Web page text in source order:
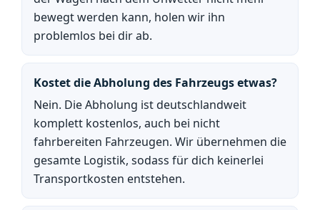
bewegt werden kann, holen wir ihn
problemlos bei dir ab.
Kostet die Abholung des Fahrzeugs etwas?
Nein. Die Abholung ist deutschlandweit
komplett kostenlos, auch bei nicht
fahrbereiten Fahrzeugen. Wir übernehmen die
gesamte Logistik, sodass für dich keinerlei
Transportkosten entstehen.